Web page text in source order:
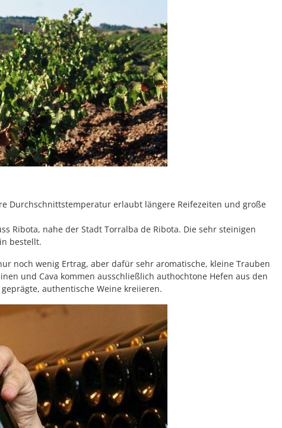
Durchschnittstemperatur erlaubt längere Reifezeiten und große
Ribota, nahe der Stadt Torralba de Ribota. Die sehr steinigen
bestellt.
noch wenig Ertrag, aber dafür sehr aromatische, kleine Trauben
und Cava kommen ausschließlich authochtone Hefen aus den
authentische Weine kreiieren.